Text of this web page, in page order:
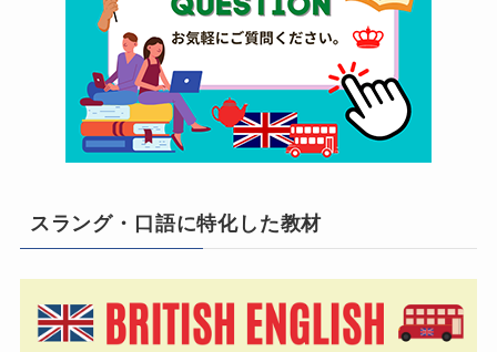
スラング・口語に特化した教材